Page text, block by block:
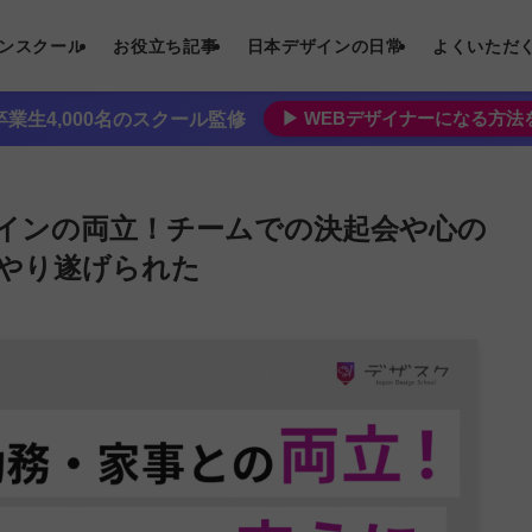
スクール お役立ち記事 日本デザインの日常 よくいただ
業生4,000名のスクール監修 ▶︎ WEBデザイナーになる方法
ンの両立！チームでの決起会や心の
り遂げられた